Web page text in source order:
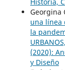
Georgina
una línea
la
(2020):
y Diseño